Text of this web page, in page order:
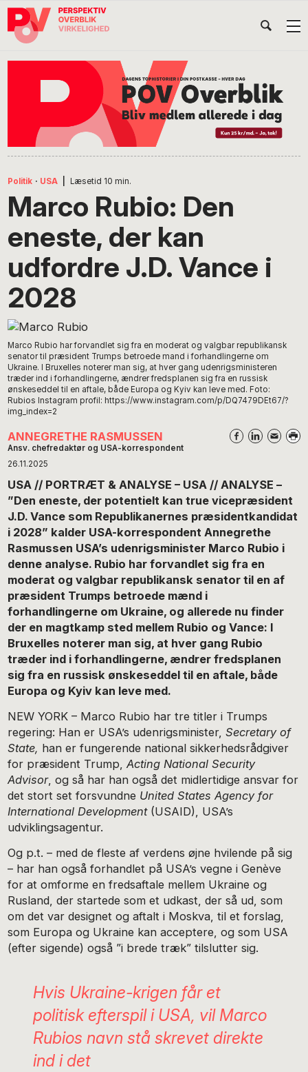
Gå
direkte
Skip
indhold
Gå
direkte
Politik · USA Læsetid 10 min.
Marco Rubio: Den
eneste, der kan
udfordre J.D. Vance i
2028
Marco Rubio har forvandlet sig fra en moderat og valgbar republikansk
senator til præsident Trumps betroede mand i forhandlingerne om
Ukraine. I Bruxelles noterer man sig, at hver gang udenrigsministeren
træder ind i forhandlingerne, ændrer fredsplanen sig fra en russisk
ønskeseddel til en aftale, både Europa og Kyiv kan leve med. Foto:
Rubios Instagram profil: https://www.instagram.com/p/DQ7479DEt67/?
img_index=2
ANNEGRETHE RASMUSSEN
Ansv. chefredaktør og USA-korrespondent
26.11.2025
USA // PORTRÆT & ANALYSE – USA // ANALYSE –
”Den eneste, der potentielt kan true vicepræsident
J.D. Vance som Republikanernes præsidentkandidat
i 2028” kalder USA-korrespondent Annegrethe
Rasmussen USA’s udenrigsminister Marco Rubio i
denne analyse. Rubio har forvandlet sig fra en
moderat og valgbar republikansk senator til en af
præsident Trumps betroede mænd i
forhandlingerne om Ukraine, og allerede nu finder
der en magtkamp sted mellem Rubio og Vance: I
Bruxelles noterer man sig, at hver gang Rubio
træder ind i forhandlingerne, ændrer fredsplanen
sig fra en russisk ønskeseddel til en aftale, både
Europa og Kyiv kan leve med.
NEW YORK – Marco Rubio har tre titler i Trumps
regering: Han er USA’s udenrigsminister,Secretary of
State, han er fungerende national sikkerhedsrådgiver
for præsident Trump,Acting National Security
Advisor, og så har han også det midlertidige ansvar for
det stort set forsvundne United States Agency for
International Development(USAID), USA’s
udviklingsagentur.
Og p.t. – med de fleste af verdens øjne hvilende på sig
– har han også forhandlet på USA’s vegne i Genève
for at omforme en fredsaftale mellem Ukraine og
Rusland, der startede som et udkast, der så ud, som
om det var designet og aftalt i Moskva, til et forslag,
som Europa og Ukraine kan acceptere, og som USA
(efter sigende) også ”i brede træk” tilslutter sig.
Hvis Ukraine-krigen får et
politisk efterspil i USA, vil Marco
Rubios navn stå skrevet direkte
ind i det